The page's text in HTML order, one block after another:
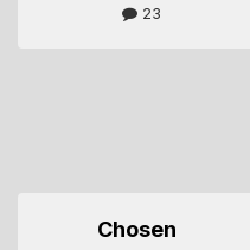
23
Chosen